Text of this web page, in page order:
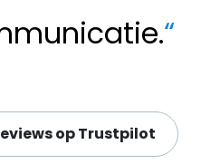
“
op Trustpilot